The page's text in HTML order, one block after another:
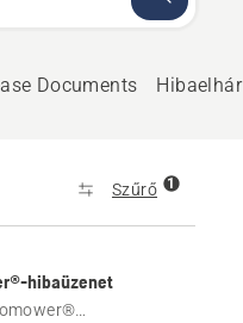
Documents
Szűrő 1
hibaüzenet